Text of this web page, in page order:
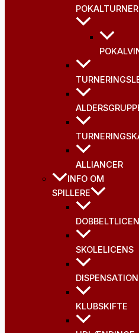
ALLIANCER
INFO OM
SPILLERE
SKOLELICENS
KLUBSKIFTE